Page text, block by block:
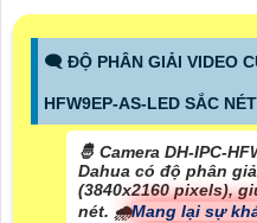
🗨️ ĐỘ PHÂN GIẢI VIDEO
HFW9EP-AS-LED SẮC
🤴 Camera DH-IPC-
Dahua có độ phân
(3840x2160 pixels),
nét. 🌧️Mang lại sự